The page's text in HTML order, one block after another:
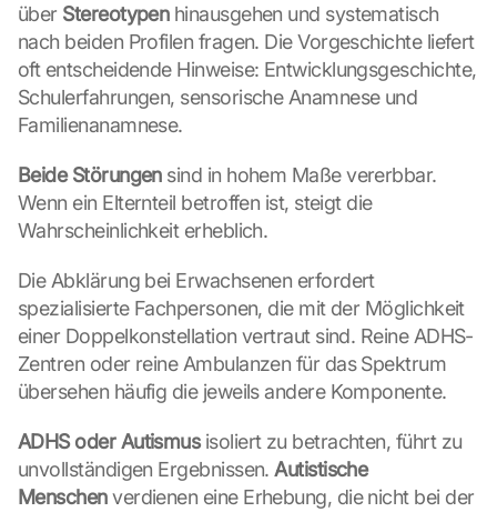
über Stereotypen hinausgehen und systematisch
nach beiden Profilen fragen. Die Vorgeschichte liefert
oft entscheidende Hinweise: Entwicklungsgeschichte,
Schulerfahrungen, sensorische Anamnese und
Familienanamnese.
Beide Störungen sind in hohem Maße vererbbar.
Wenn ein Elternteil betroffen ist, steigt die
Wahrscheinlichkeit erheblich.
Die Abklärung bei Erwachsenen erfordert
spezialisierte Fachpersonen, die mit der Möglichkeit
einer Doppelkonstellation vertraut sind. Reine ADHS-
Zentren oder reine Ambulanzen für das Spektrum
übersehen häufig die jeweils andere Komponente.
ADHS oder Autismus isoliert zu betrachten, führt zu
unvollständigen Ergebnissen. Autistische
Menschen verdienen eine Erhebung, die nicht bei der
t
z
c
h
i
m
s
i
m
e
n
S
i
d
e
m
L